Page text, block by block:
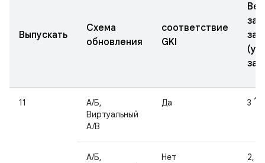
Выпускать
Схема
обновления
соответствие
GKI
11
А/Б,
Виртуальный
A/B
Да 3 *
А/Б,
Нет 2, 3